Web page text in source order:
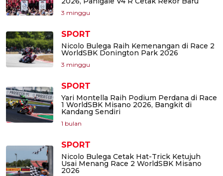
3 minggu
SPORT
Nicolo Bulega Raih Kemenangan di Race 2
WorldSBK Donington Park 2026
3 minggu
SPORT
Yari Montella Raih Podium Perdana di Race
1 WorldSBK Misano 2026, Bangkit di
Kandang Sendiri
1 bulan
SPORT
Nicolo Bulega Cetak Hat-Trick Ketujuh
Usai Menang Race 2 WorldSBK Misano
2026